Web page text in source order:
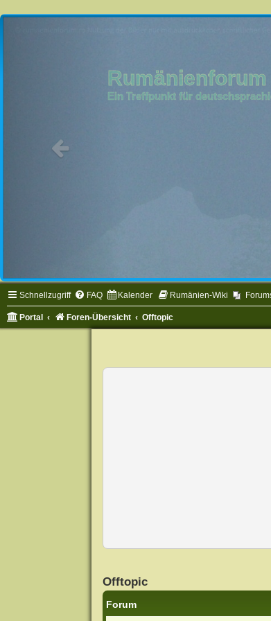
Rumänienforum
Ein Treffpunkt für
Schnellzugriff FAQ Kalender Rumänien-Wiki
Portal Foren-Übersicht Offtopic
Offtopic
Forum